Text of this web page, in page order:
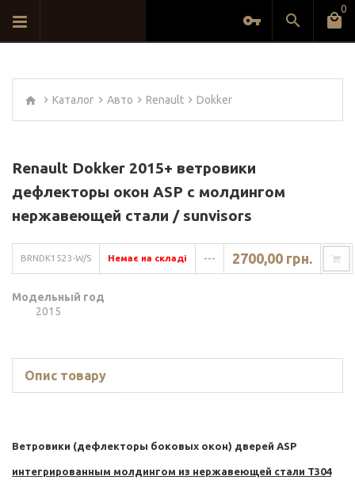
0
Каталог Авто Renault Dokker
Renault Dokker 2015+ ветровики
дефлекторы окон ASP с молдингом
нержавеющей стали / sunvisors
BRNDK1523-W/S Немає на складі --- 2700,00 грн.
Модельный год
2015
Опис товару
Ветровики (дефлекторы боковых окон) дверей ASP
интегрированным молдингом из нержавеющей стали Т304